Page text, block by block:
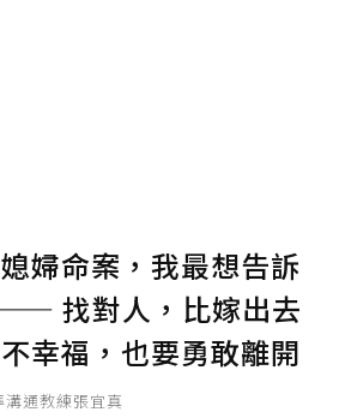
確認送出
婦命案，我最想告訴
找對人，比嫁出去
幸福，也要勇敢離開
溝通教練張宜真